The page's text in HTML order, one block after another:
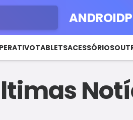
TABLETSACESSÓRIOS